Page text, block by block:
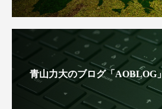
青山力大のブログ「AOBLOG」